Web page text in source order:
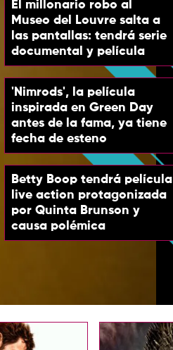
El millonario robo al
Museo del Louvre salta a
las pantallas: tendrá serie
documental y película
'Nimrods', la película
inspirada en Green Day
antes de la fama, ya tiene
fecha de esteno
Betty Boop tendrá película
live action protagonizada
por Quinta Brunson y
causa polémica